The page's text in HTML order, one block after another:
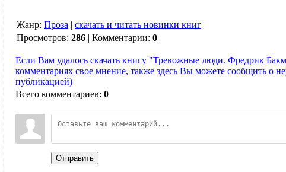
Жанр: Проза | скачать и читать новинки книг
Просмотров: 286 | Комментарии: 0|
Если Вам удалось скачать книгу "Тревожные люди. Фредрик
комментариях свое мнение, также здесь Вы можете сообщить о
публикацией)
Всего комментариев: 0
Отправить